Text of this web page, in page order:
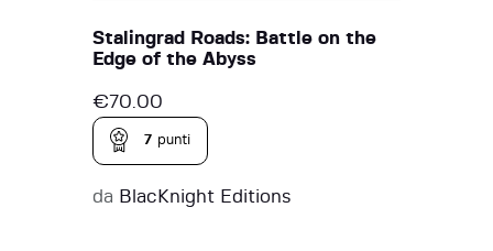
Stalingrad Roads: Battle on the
Edge of the Abyss
€70.00
7 punti
da BlacKnight Editions